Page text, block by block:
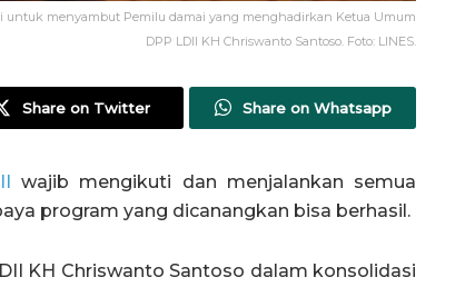
untuk menyambut Pemilu damai yang menghadirkan Ketua Umum
DPP LDII KH Chriswanto Santoso. Foto: LINES.
Share on Twitter Share on Whatsapp
wajib mengikuti dan menjalankan semua
program yang dicanangkan bisa berhasil.
KH Chriswanto Santoso dalam konsolidasi